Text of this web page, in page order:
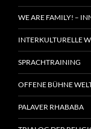
WE ARE FAMILY! –
INTERKULTURELLE
SPRACHTRAINING
OFFENE BÜHNE
PALAVER RHABABA